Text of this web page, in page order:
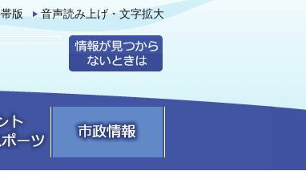
版 音声読み上げ・文字拡大